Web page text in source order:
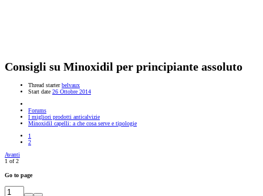
Consigli su Minoxidil per principiante assoluto
Thread starter belvaux
Start date 26 Ottobre 2014
Forums
I migliori prodotti anticalvizie
Minoxidil capelli: a che cosa serve e tipologie
1
2
Avanti
1 of 2
Go to page